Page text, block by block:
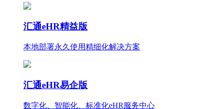
汇通eHR精益版
本地部署永久使用精细化解决方案
汇通eHR易企版
数字化、智能化、标准化eHR服务中心